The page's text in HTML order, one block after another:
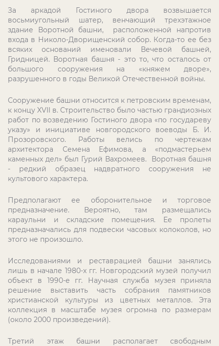
За аркадой Гостиного двора возвышается
восьмиугольный шатер, венчающий трехэтажное
здание Воротной башни, расположенной напротив
входа в Николо-Дворищенский собор. Когда-то ее без
всяких оснований именовали Вечевой башней,
Гридницей. Воротная башня - это то, что осталось от
большого сооружения на «княжем дворе»,
разрушенного в годы Великой Отечественной войны.
Сооружение башни относится к петровским временам,
к концу XVII в. Строительство было частью грандиозных
работ по возведению Гостиного двора «по государеву
указу» и инициативе новгородского воеводы Б. И.
Прозоровского. Работы велись по чертежам
архитектора Семена Ефимова, а «подмастерьем
каменных дел» был Гурий Вахромеев. Воротная башня
- редкий образец надвратного сооружения не
культового характера.
Предполагают ее оборонительное и торговое
предназначение. Вероятно, там размещались
караульни и складские помещения. Ее пролеты
предназначались для подвески часовых колоколов, но
этого не произошло.
Исследованиями и реставрацией башни занялись
лишь в начале 1980-х гг. Новгородский музей получил
объект в 1990-е гг. Научная служба музея приняла
решение выставить часть собрания памятников
христианской культуры из цветных металлов. Эта
коллекция в масштабе музея огромна по размерам
(около 2000 произведений).
Третий этаж башни располагает свободным